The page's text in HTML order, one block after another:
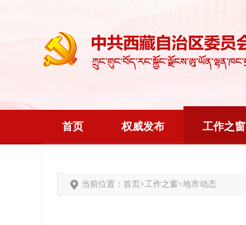
首页 权威发布 工作之窗
当前位置： 首页 >工作之窗>地市动态